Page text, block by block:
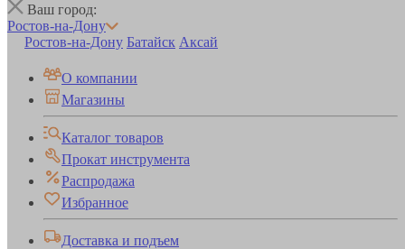
Ваш город:
Ростов-на-Дону
Ростов-на-Дону Батайск Аксай
О компании
Магазины
Каталог товаров
Прокат инструмента
Распродажа
Избранное
Доставка и подъем